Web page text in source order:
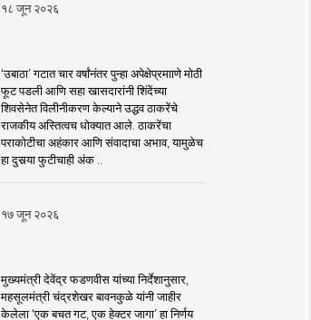
१८ जून २०२६
‘उबाठा’ गटात चार वर्षांनंतर पुन्हा अपेक्षेप्रमााणे मोठी
फूट पडली आणि सहा खासदारांनी शिंदेंच्या
शिवसेनेत विलीनीकरण केल्याने उद्धव ठाकरेंचे
राजकीय अस्तित्वच धोक्यात आले. ठाकरेंचा
पराकोटीचा अहंकार आणि संवादाचा अभाव, यामुळेच
हा दुसर्‍या फुटीचाही अंक ..
१७ जून २०२६
मुख्यमंत्री देवेंद्र फडणवीस यांच्या निर्देशानुसार,
महसूलमंत्री चंद्रशेखर बावनकुळे यांनी जाहीर
केलेला ‘एक बचत गट, एक हेक्टर जागा’ हा निर्णय